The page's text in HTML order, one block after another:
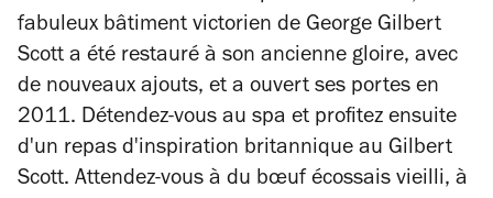
fabuleux bâtiment victorien de George Gilbert
Scott a été restauré à son ancienne gloire, avec
de nouveaux ajouts, et a ouvert ses portes en
2011. Détendez-vous au spa et profitez ensuite
d'un repas d'inspiration britannique au Gilbert
Scott. Attendez-vous à du bœuf écossais vieilli, à